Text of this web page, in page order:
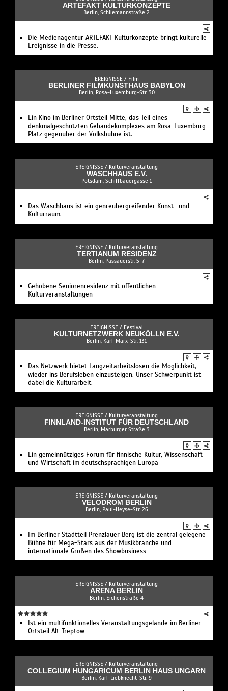
ARTEFAKT KULTURKONZEPTE
Berlin, Schliemannstraße 2
Die Medienagentur ARTEFAKT Kulturkonzepte bringt kulturelle
Ereignisse in die Presse.
EREIGNISSE / Film
BERLINER FILMKUNSTHAUS BABYLON
Berlin, Rosa-Luxemburg-Str. 30
Ein Kino im Berliner Ortsteil Mitte, das Teil eines
denkmalgeschützten Gebäudekomplexes am Rosa-Luxemburg-
Platz gegenüber der Volksbühne ist.
EREIGNISSE / Kulturveranstaltung
WASCHHAUS E.V.
Potsdam, Schiffbauergasse 1
Das Waschhaus ist ein genreübergreifender Kunst- und
Kulturraum.
EREIGNISSE / Kulturveranstaltung
TERTIANUM RESIDENZ
Berlin, Passauerstr. 5-7
Gehobene Seniorenresidenz mit öffentlichen
Kulturveranstaltungen
EREIGNISSE / Festival
KULTURNETZWERK NEUKÖLLN E.V.
Berlin, Karl-Marx-Str. 131
Das Netzwerk bietet Langzeitarbeitslosen die Möglichkeit,
wieder ins Berufsleben einzusteigen. Unser Schwerpunkt ist
dabei die Kulturarbeit.
EREIGNISSE / Kulturveranstaltung
FINNLAND-INSTITUT FÜR DEUTSCHLAND
Berlin, Marburger Straße 3
Ein gemeinnütziges Forum für finnische Kultur, Wissenschaft
und Wirtschaft im deutschsprachigen Europa
EREIGNISSE / Kulturveranstaltung
VELODROM BERLIN
Berlin, Paul-Heyse-Str. 26
Im Berliner Stadtteil Prenzlauer Berg ist die zentral gelegene
Bühne für Mega-Stars aus der Musikbranche und
internationale Größen des Showbusiness
EREIGNISSE / Kulturveranstaltung
ARENA BERLIN
Berlin, Eichenstraße 4
Ist ein multifunktionelles Veranstaltungsgelände im Berliner
Ortsteil Alt-Treptow
EREIGNISSE / Kulturveranstaltung
COLLEGIUM HUNGARICUM BERLIN HAUS UNGARN
Berlin, Karl-Liebknecht-Str. 9